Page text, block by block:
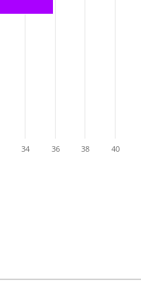
34 36 38 40